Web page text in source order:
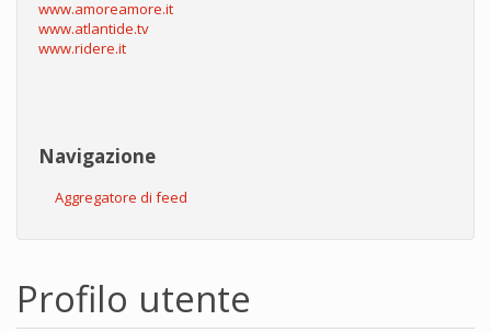
www.amoreamore.it
www.atlantide.tv
www.ridere.it
Navigazione
Aggregatore di feed
Profilo utente